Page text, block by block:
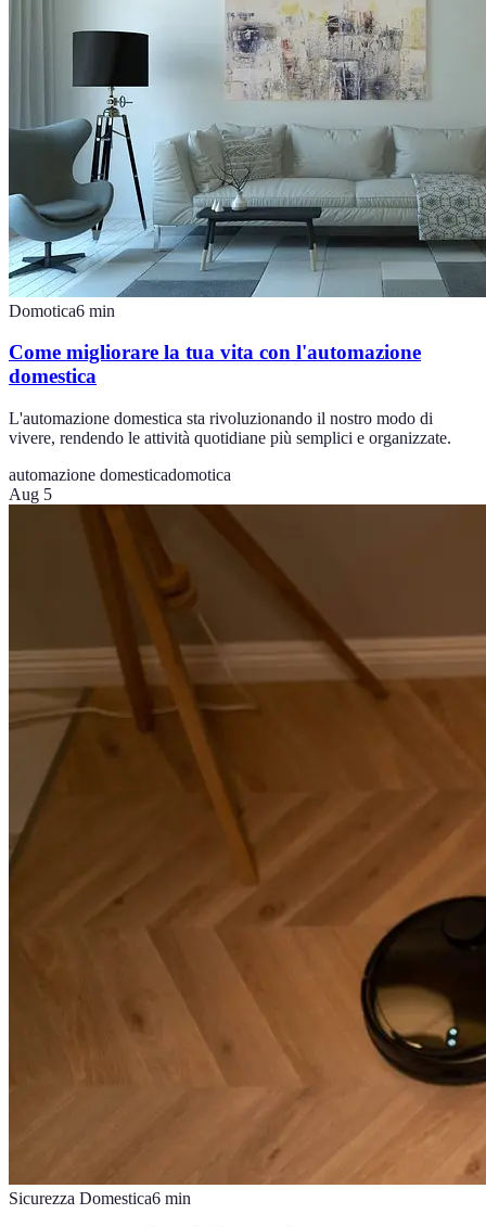
Domotica6 min
Come migliorare la tua vita con l'automazione
domestica
L'automazione domestica sta rivoluzionando il nostro modo di
vivere, rendendo le attività quotidiane più semplici e organizzate.
automazione domesticadomotica
Aug 5
Sicurezza Domestica6 min